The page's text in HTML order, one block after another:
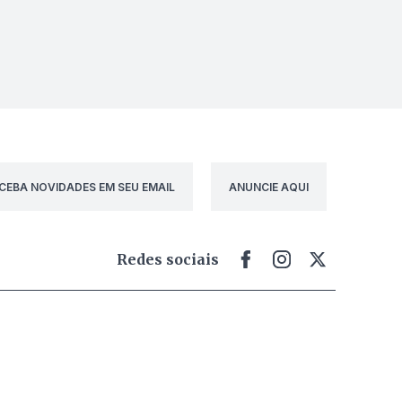
NOVIDADES EM SEU EMAIL ANUNCIE AQUI
Redes sociais